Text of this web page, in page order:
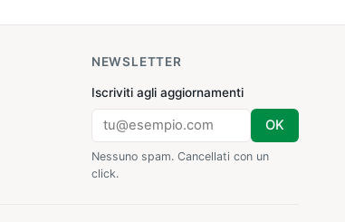
NEWSLETTER
Iscriviti agli aggiornamenti
OK
Nessuno spam. Cancellati con un
click.